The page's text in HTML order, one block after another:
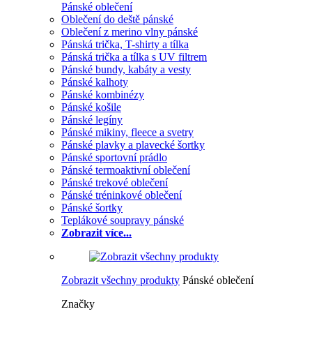
Pánské oblečení
Oblečení do deště pánské
Oblečení z merino vlny pánské
Pánská trička, T-shirty a tílka
Pánská trička a tílka s UV filtrem
Pánské bundy, kabáty a vesty
Pánské kalhoty
Pánské kombinézy
Pánské košile
Pánské legíny
Pánské mikiny, fleece a svetry
Pánské plavky a plavecké šortky
Pánské sportovní prádlo
Pánské termoaktivní oblečení
Pánské trekové oblečení
Pánské tréninkové oblečení
Pánské šortky
Teplákové soupravy pánské
Zobrazit více...
Zobrazit všechny produkty Pánské oblečení
Značky